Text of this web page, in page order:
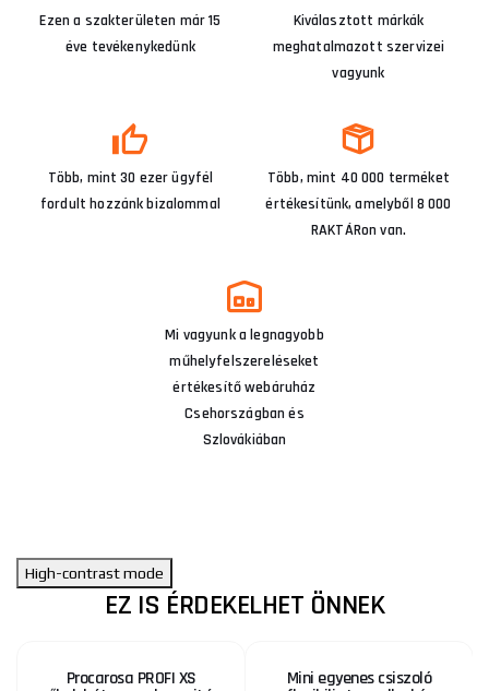
Ezen a szakterületen már 15
éve tevékenykedünk
Kiválasztott márkák
meghatalmazott szervizei
vagyunk
Több, mint 30 ezer ügyfél
fordult hozzánk bizalommal
Több, mint 40 000 terméket
értékesítünk, amelyből 8 000
RAKTÁRon van.
Mi vagyunk a legnagyobb
műhelyfelszereléseket
értékesítő webáruház
Csehországban és
Szlovákiában
High-contrast mode
EZ IS ÉRDEKELHET ÖNNEK
Procarosa PROFI XS Mini egyenes csiszoló